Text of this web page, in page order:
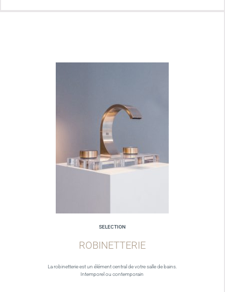
SELECTION
ROBINETTERIE
La robinetterie est un élément central de votre salle de bains.
Intemporel ou contemporain